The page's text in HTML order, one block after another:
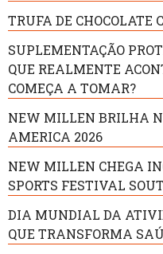
TRUFA DE CHOCOLATE
SUPLEMENTAÇÃO
QUE REALMENTE
COMEÇA A TOMAR?
NEW MILLEN BRILHA
AMERICA 2026
NEW MILLEN CHEGA
SPORTS FESTIVAL
DIA MUNDIAL DA
QUE TRANSFORMA